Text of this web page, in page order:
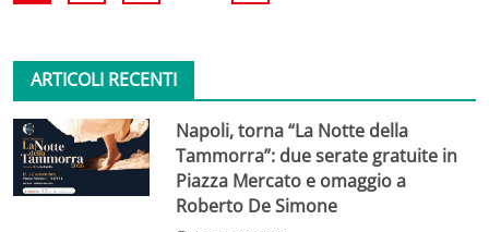
ARTICOLI RECENTI
Napoli, torna “La Notte della
Tammorra”: due serate gratuite in
Piazza Mercato e omaggio a
Roberto De Simone